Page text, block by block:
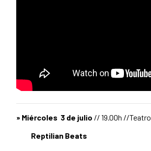
» Miércoles 3 de julio // 19.00h //Teatro
Reptilian Beats